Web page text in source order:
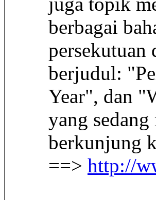
berbagai
persekutuan
berjudul:
Year", dan
yang
berkunjung
==> http://